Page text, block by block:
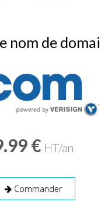
nom de
€ HT/an
Commander